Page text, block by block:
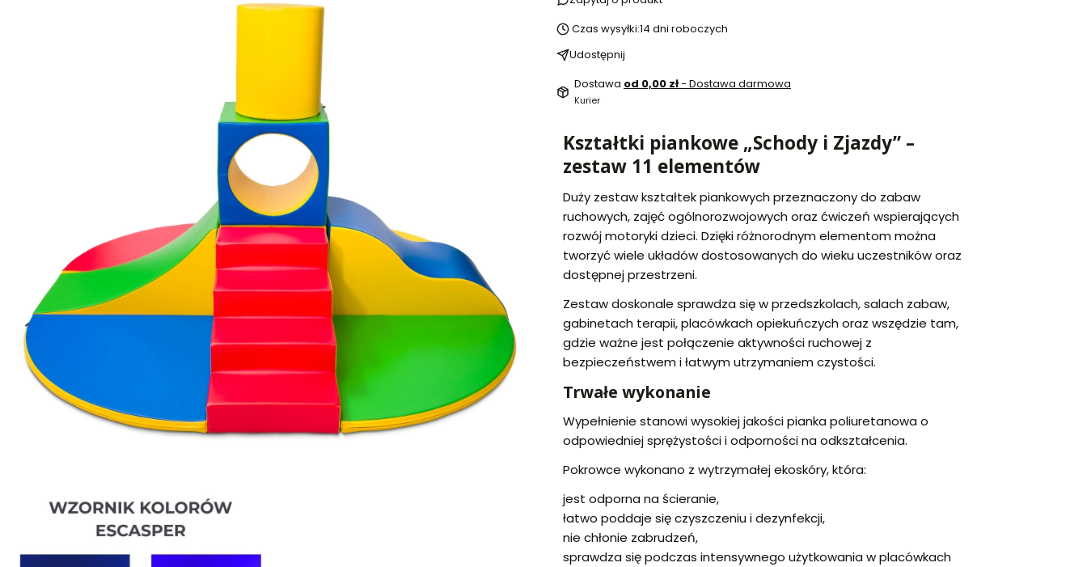
Czas wysyłki:14 dni roboczych
Udostępnij
Dostawa od 0,00 zł- Dostawa darmowa
Kurier
Kształtki piankowe „Schody i Zjazdy” –
zestaw 11 elementów
Duży zestaw kształtek piankowych przeznaczony do zabaw
ruchowych, zajęć ogólnorozwojowych oraz ćwiczeń wspierających
rozwój motoryki dzieci. Dzięki różnorodnym elementom można
tworzyć wiele układów dostosowanych do wieku uczestników oraz
dostępnej przestrzeni.
Zestaw doskonale sprawdza się w przedszkolach, salach zabaw,
gabinetach terapii, placówkach opiekuńczych oraz wszędzie tam,
gdzie ważne jest połączenie aktywności ruchowej z
bezpieczeństwem i łatwym utrzymaniem czystości.
Trwałe wykonanie
Wypełnienie stanowi wysokiej jakości pianka poliuretanowa o
odpowiedniej sprężystości i odporności na odkształcenia.
Pokrowce wykonano z wytrzymałej ekoskóry, która:
jest odporna na ścieranie,
łatwo poddaje się czyszczeniu i dezynfekcji,
nie chłonie zabrudzeń,
sprawdza się podczas intensywnego użytkowania w placówkach